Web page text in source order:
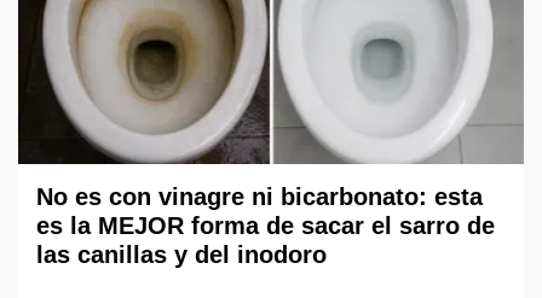
No es con vinagre ni bicarbonato: esta
es la MEJOR forma de sacar el sarro de
las canillas y del inodoro